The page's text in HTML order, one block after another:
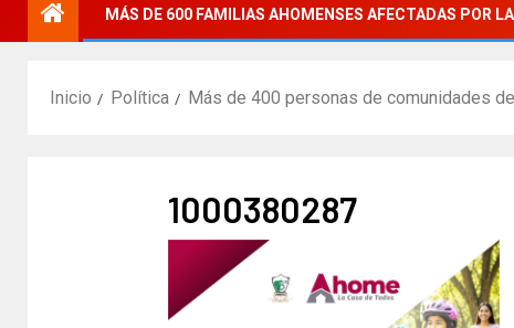
MÁS DE 600 FAMILIAS AHOMENSES AFECTADAS POR
Inicio Política Más de 400 personas de comunidades
1000380287